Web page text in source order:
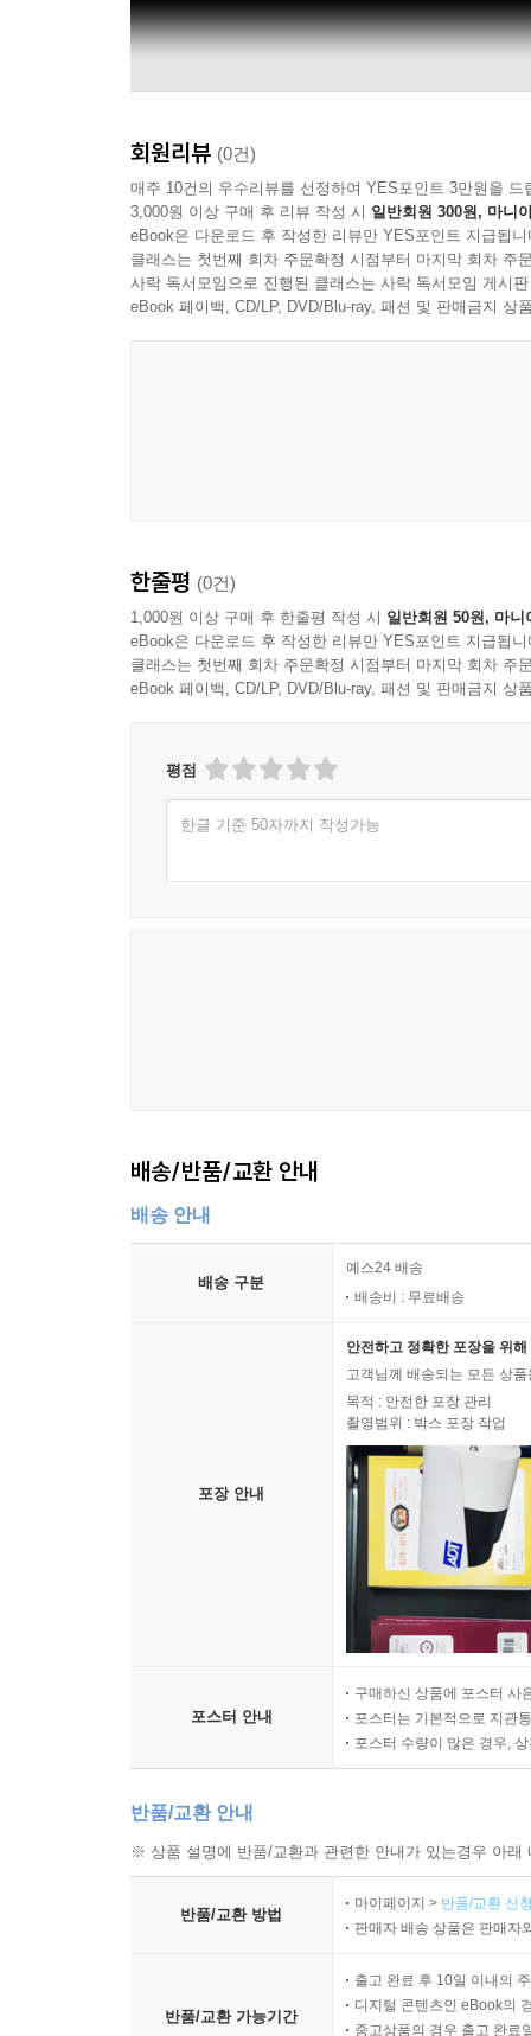
회원리뷰 (0건)
매주 10건의 우수리뷰를 선정하여 YES포인트 3만원을 드
3,000원 이상 구매 후 리뷰 작성 시 일반회원 300원, 마니
eBook은 다운로드 후 작성한 리뷰만 YES포인트 지급됩니
클래스는 첫번째 회차 주문확정 시점부터 마지막 회차 주
사락 독서모임으로 진행된 클래스는 사락 독서모임 게시
eBook 페이백, CD/LP, DVD/Blu-ray, 패션 및 판매금지 상
한줄평 (0건)
1,000원 이상 구매 후 한줄평 작성 시 일반회원 50원, 마니
eBook은 다운로드 후 작성한 리뷰만 YES포인트 지급됩니
클래스는 첫번째 회차 주문확정 시점부터 마지막 회차 주
eBook 페이백, CD/LP, DVD/Blu-ray, 패션 및 판매금지 상
평점
한글 기준 50자까지 작성가능
배송/반품/교환 안내
배송 안내
배송 구분
예스24 배송
배송비 : 무료배송
포장 안내
안전하고 정확한 포장을 위
고객님께 배송되는 모든 상
목적 : 안전한 포장 관리
촬영범위 : 박스 포장 작업
포스터 안내
구매하신 상품에 포스터 사
포스터는 기본적으로 지관
포스터 수량이 많은 경우,
반품/교환 안내
※ 상품 설명에 반품/교환과 관련한 안내가 있는경우 아
반품/교환 방법
마이페이지 > 반품/교환 신
판매자 배송 상품은 판매자
반품/교환 가능기간
출고 완료 후 10일 이내의
디지털 콘텐츠인 eBook의
중고상품의 경우 출고 완료